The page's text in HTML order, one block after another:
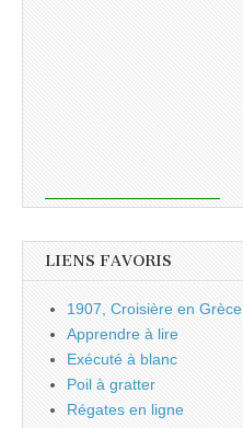
LIENS FAVORIS
1907, Croisière en Grèce
Apprendre à lire
Exécuté à blanc
Poil à gratter
Régates en ligne